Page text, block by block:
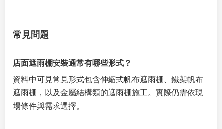
常見問題
店面遮雨棚安裝通常有哪些形式？
資料中可見常見形式包含伸縮式帆布遮雨棚、鐵架帆布
遮雨棚，以及金屬結構類的遮雨棚施工。實際仍需依現
場條件與需求選擇。